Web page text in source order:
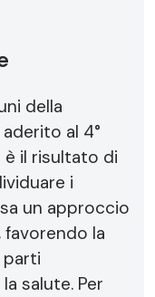
della
al 4°
è il risultato di
i
un approccio
la
parti
salute. Per